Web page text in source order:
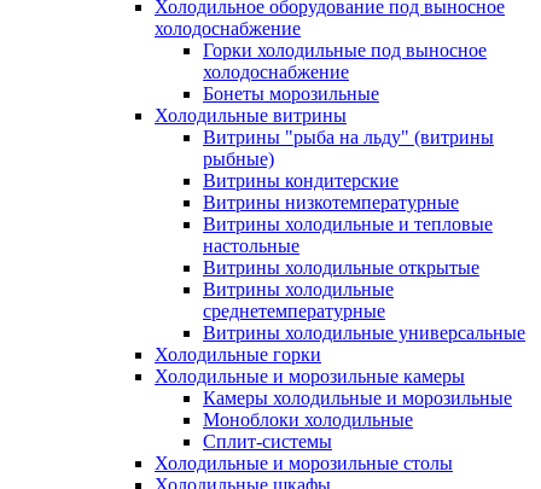
Холодильное оборудование под выносное
холодоснабжение
Горки холодильные под выносное
холодоснабжение
Бонеты морозильные
Холодильные витрины
Витрины "рыба на льду" (витрины
рыбные)
Витрины кондитерские
Витрины низкотемпературные
Витрины холодильные и тепловые
настольные
Витрины холодильные открытые
Витрины холодильные
среднетемпературные
Витрины холодильные универсальные
Холодильные горки
Холодильные и морозильные камеры
Камеры холодильные и морозильные
Моноблоки холодильные
Сплит-системы
Холодильные и морозильные столы
Холодильные шкафы